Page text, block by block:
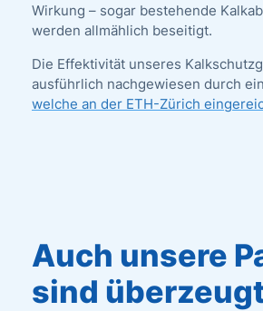
Wirkung – sogar bestehende
werden allmählich beseitigt.
Die Effektivität unseres
ausführlich nachgewiesen durch
welche an der ETH-Zürich
Auch unsere
sind